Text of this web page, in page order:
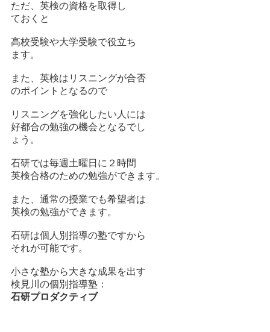
ただ、英検の資格を取得し
ておくと
高校受験や大学受験で役立ち
ます。
また、英検はリスニングが合否
のポイントとなるので
リスニングを強化したい人には
好都合の勉強の機会となるでし
ょう。
石研では毎週土曜日に２時間
英検合格のための勉強ができます。
また、通常の授業でも希望者は
英検の勉強ができます。
石研は個人別指導の塾ですから
それが可能です。
小さな塾から大きな成果を出す
検見川の個別指導塾：
石研プロダクティブ